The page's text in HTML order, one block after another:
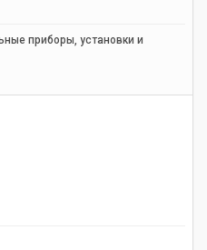
приборы, установки и